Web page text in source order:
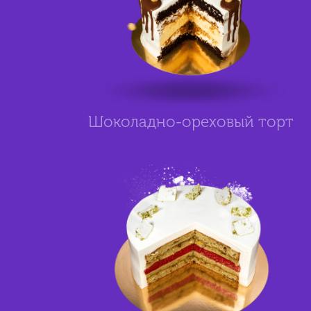
Шоколадно-ореховый торт